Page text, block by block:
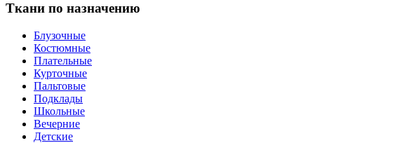
Ткани по назначению
Блузочные
Костюмные
Плательные
Курточные
Пальтовые
Подклады
Школьные
Вечерние
Детские